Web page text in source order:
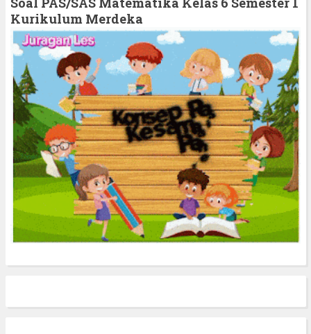
f
o
r
Kurikulum Merdeka